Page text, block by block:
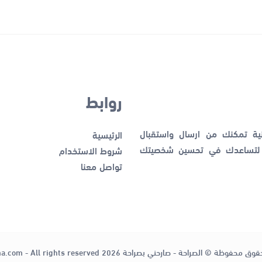
تمكنك من ارسال واستقبال
لتساعدك في تحسين شخصيتك
روابط
الرئيسية
شروط الاستخدام
تواصل معنا
محفوظة © الصراحة - صارحني بصراحة 2026 - All rights reserved